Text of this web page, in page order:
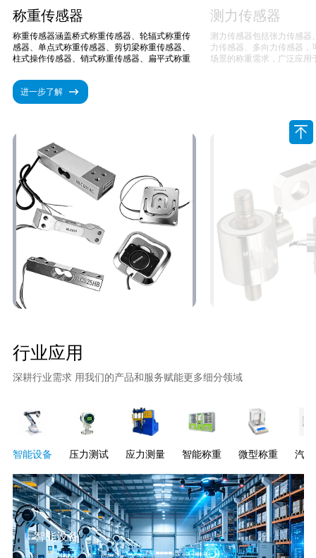
称重传感器
称重传感器涵盖桥式称重传感器、轮辐式称重传
感器、单点式称重传感器、剪切梁称重传感器、
柱式操作传感器、销式称重传感器、扁平式称重
称重传感器，可全面适配各类称重场景。产品量
程齐全，从0-20G到0-400T，覆盖微小重量至
大型重载测量，满足不同称重需求。
4-20mA、RS485，适配各类控制系统；温度范
围涵盖-30℃至250℃多工况，精度达0.01%fs
至0.1%fs，测量精准稳定。产品支持ISO9000、
CE、ROHS认证，可提供OEM、ODM定制服
务，全程提供专业客户支持，兼顾实用性与定制
化，是各行业称重场景的优选产品。
进一步了解
测力传感器
测力传感器包括张力传感器
力传感器、多向力传感器，
场景的称重需求，广泛应用
3.0v、5v、9v、12v，信
5v、0-10v、4-20mA、
精准稳定，防护等级可达
工作环境。产品支持
客户支持，兼顾实用性与
称重测量的优选产品
行业应用
深耕行业需求 用我们的产品和服务赋能更多细分领域
智能设备 压力测试 应力测量 智能称重 微型称重 汽
智能设备